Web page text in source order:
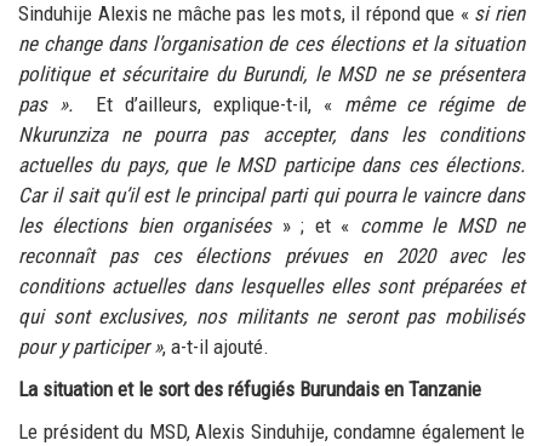
Sinduhije Alexis ne mâche pas les mots, il répond que « si rien
ne change dans l’organisation de ces élections et la situation
politique et sécuritaire du Burundi, le MSD ne se présentera
pas ». Et d’ailleurs, explique-t-il, « même ce régime de
Nkurunziza ne pourra pas accepter, dans les conditions
actuelles du pays, que le MSD participe dans ces élections.
Car il sait qu’il est le principal parti qui pourra le vaincre dans
les élections bien organisées » ; et « comme le MSD ne
reconnaît pas ces élections prévues en 2020 avec les
conditions actuelles dans lesquelles elles sont préparées et
qui sont exclusives, nos militants ne seront pas mobilisés
pour y participer», a-t-il ajouté.
La situation et le sort des réfugiés Burundais en Tanzanie
Le président du MSD, Alexis Sinduhije, condamne également le